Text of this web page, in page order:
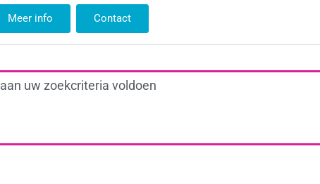
Meer info Contact
uw zoekcriteria voldoen